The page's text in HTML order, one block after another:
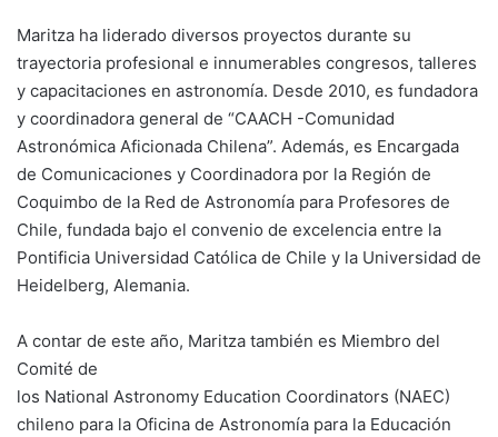
Maritza ha liderado diversos proyectos durante su
trayectoria profesional e innumerables congresos, talleres
y capacitaciones en astronomía. Desde 2010, es fundadora
y coordinadora general de “CAACH -Comunidad
Astronómica Aficionada Chilena”. Además, es Encargada
de Comunicaciones y Coordinadora por la Región de
Coquimbo de la Red de Astronomía para Profesores de
Chile, fundada bajo el convenio de excelencia entre la
Pontificia Universidad Católica de Chile y la Universidad de
Heidelberg, Alemania.
A contar de este año, Maritza también es Miembro del
Comité de
los National Astronomy Education Coordinators (NAEC)
chileno para la Oficina de Astronomía para la Educación